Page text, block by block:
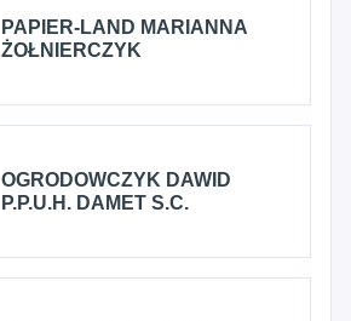
PAPIER-LAND MARIANNA
ŻOŁNIERCZYK
OGRODOWCZYK DAWID
P.P.U.H. DAMET S.C.